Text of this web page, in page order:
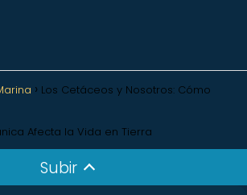
Los Cetáceos y Nosotros: Cómo
Afecta la Vida en Tierra
Subir